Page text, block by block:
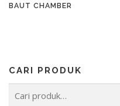
BAUT CHAMBER
CARI PRODUK
untuk: